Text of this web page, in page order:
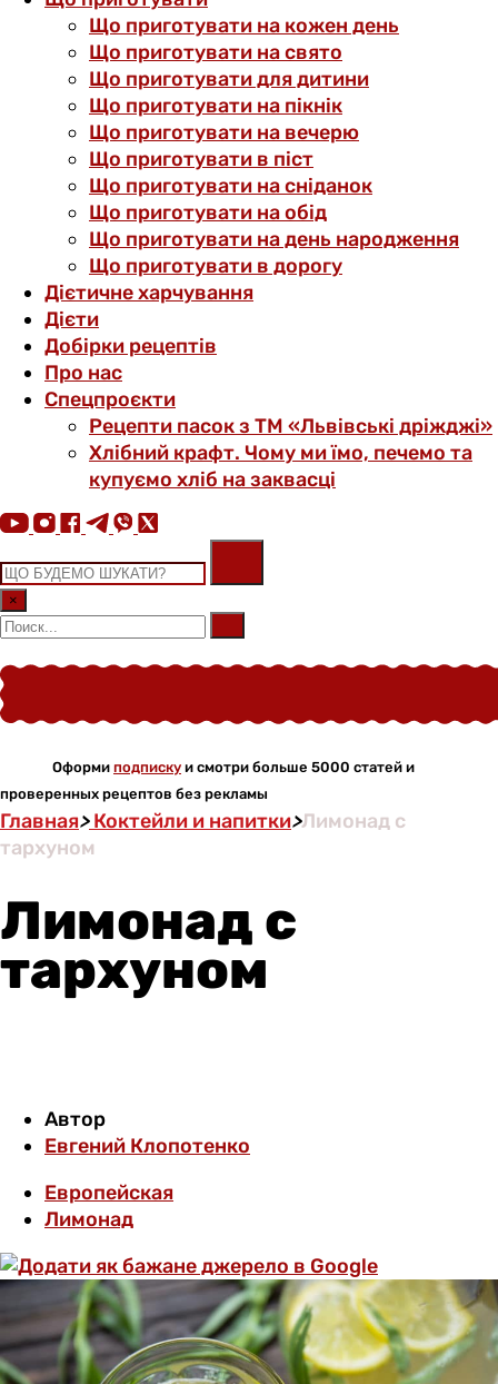
Що приготувати на кожен день
Що приготувати на свято
Що приготувати для дитини
Що приготувати на пікнік
Що приготувати на вечерю
Що приготувати в піст
Що приготувати на сніданок
Що приготувати на обід
Що приготувати на день народження
Що приготувати в дорогу
Дієтичне харчування
Дієти
Добірки рецептів
Про нас
Спецпроєкти
Рецепти пасок з ТМ «Львівські дріжджі»
Хлібний крафт. Чому ми їмо, печемо та
купуємо хліб на заквасці
×
Оформи подписку и смотри больше 5000 статей и
проверенных рецептов без рекламы
Главная>Коктейли и напитки>Лимонад с
тархуном
Лимонад с
тархуном
Автор
Евгений Клопотенко
Европейская
Лимонад